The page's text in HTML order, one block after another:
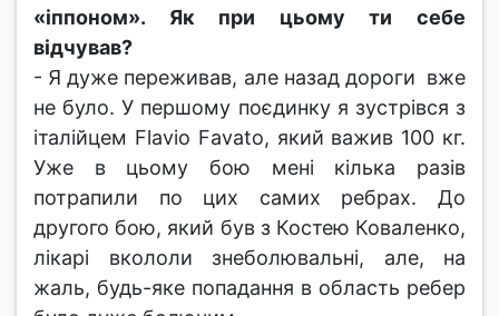
«іппоном». Як при цьому ти себе
відчував?
- Я дуже переживав, але назад дороги вже
не було. У першому поєдинку я зустрівся з
італійцем Flavio Favato, який важив 100 кг.
Уже в цьому бою мені кілька разів
потрапили по цих самих ребрах. До
другого бою, який був з Костею Коваленко,
лікарі вкололи знеболювальні, але, на
жаль, будь-яке попадання в область ребер